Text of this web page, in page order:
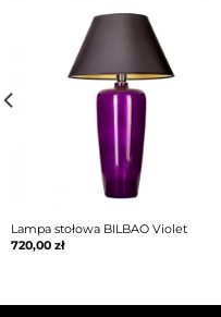
Lampa stołowa BILBAO Violet
720,00 zł